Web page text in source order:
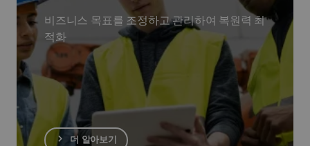
비즈니스 목표를 조정하고 관리하여 복원력 최
적화
더 알아보기